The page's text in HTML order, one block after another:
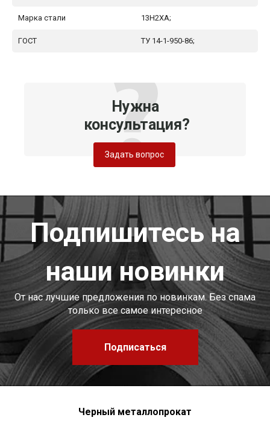
Марка стали 13Н2ХА;
ГОСТ ТУ 14-1-950-86;
Нужна
консультация?
Задать вопрос
Подпишитесь на
наши новинки
От нас лучшие предложения по новинкам. Без спама
только все самое интересное
Подписаться
Черный металлопрокат